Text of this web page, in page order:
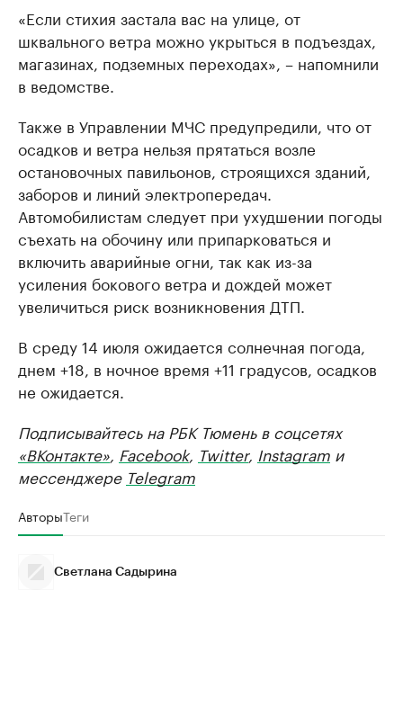
«Если стихия застала вас на улице, от
шквального ветра можно укрыться в подъездах,
магазинах, подземных переходах», – напомнили
в ведомстве.
Также в Управлении МЧС предупредили, что от
осадков и ветра нельзя прятаться возле
остановочных павильонов, строящихся зданий,
заборов и линий электропередач.
Автомобилистам следует при ухудшении погоды
съехать на обочину или припарковаться и
включить аварийные огни, так как из-за
усиления бокового ветра и дождей может
увеличиться риск возникновения ДТП.
В среду 14 июля ожидается солнечная погода,
днем +18, в ночное время +11 градусов, осадков
не ожидается.
Подписывайтесь на РБК Тюмень в соцсетях
«ВКонтакте», Facebook, Twitter, Instagram и
мессенджере Telegram
АвторыТеги
Светлана Садырина